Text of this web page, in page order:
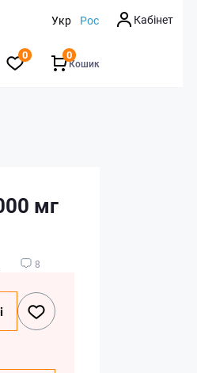
Укр Рос Кабінет
0
Кошик
0
мг
8